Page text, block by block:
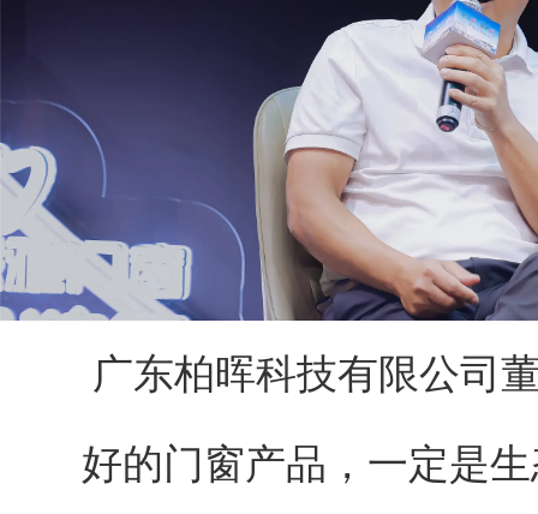
广东柏晖科技有限公司董
好的门窗产品，一定是生